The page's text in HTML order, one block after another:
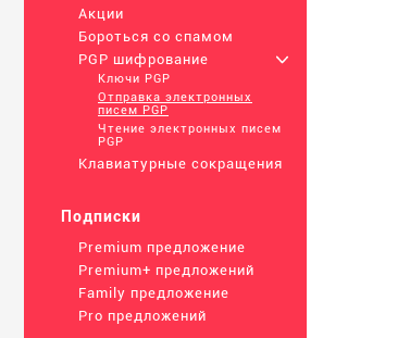
Акции
Бороться со спамом
PGP шифрование
+
Ключи PGP
Отправка электронных
писем PGP
Чтение электронных писем
PGP
Клавиатурные сокращения
Подписки
Premium предложение
Premium+ предложений
Family предложение
Pro предложений